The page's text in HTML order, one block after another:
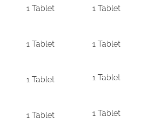
1 Tablet 1 Tablet
1 Tablet 1 Tablet
1 Tablet 1 Tablet
1 Tablet 1 Tablet